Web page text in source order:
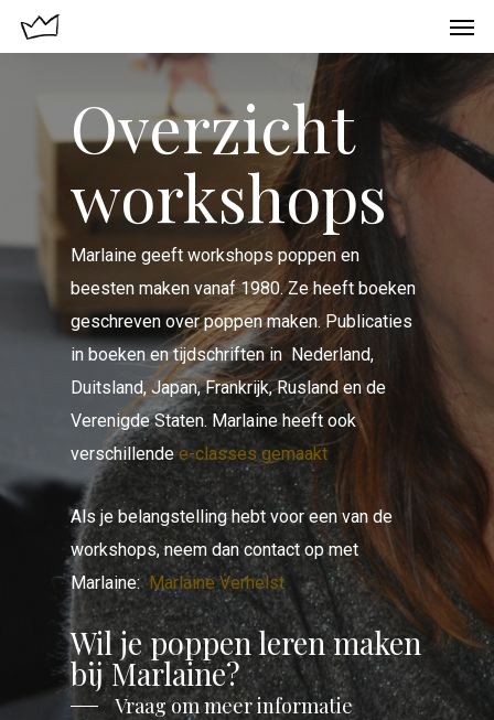
Overzicht
workshops
Marlaine geeft workshops poppen en
beesten maken vanaf 1980. Ze heeft boeken
geschreven over poppen maken. Publicaties
in boeken en tijdschriften in Nederland,
Duitsland, Japan, Frankrijk, Rusland en de
Verenigde Staten. Marlaine heeft ook
verschillendee-classes gemaakt
Als je belangstelling hebt voor een van de
workshops, neem dan contact op met
Marlaine:Marlaine Verhelst
Wil je poppen leren maken
bij Marlaine?
Vraag om meer informatie